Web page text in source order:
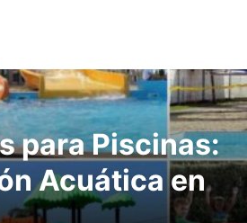
para Piscinas:
Acuática en